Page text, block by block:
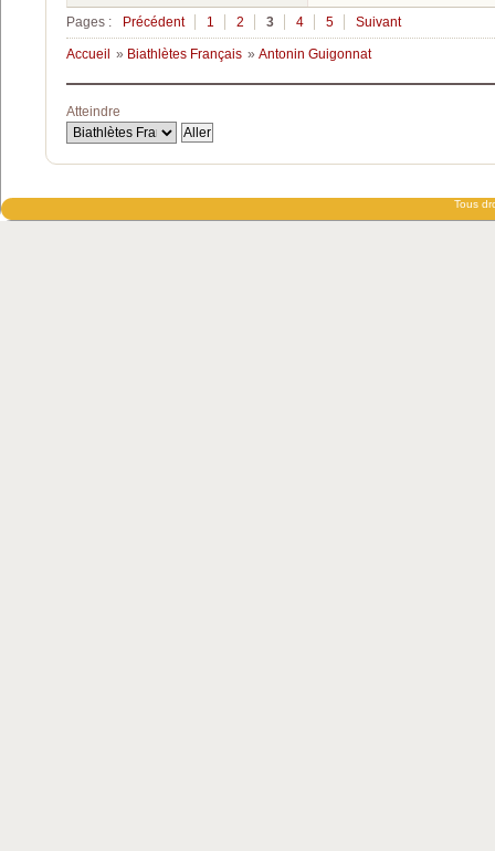
Pages :
Précédent 1 2 3 4 5 Suivant
Accueil » Biathlètes Français » Antonin Guigonnat
Atteindre
Tous